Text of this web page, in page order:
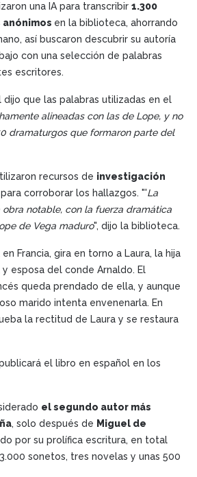
una IA para transcribir 1.300
en la biblioteca, ahorrando
así buscaron descubrir su autoría
con una selección de palabras
escritores.
dijo que las palabras utilizadas en el
alineadas con las de Lope, y no
dramaturgos que formaron parte del
recursos de investigación
corroborar los hallazgos. "'La
obra notable, con la fuerza dramática
de Vega maduro", dijo la biblioteca.
Francia, gira en torno a Laura, la hija
esposa del conde Arnaldo. El
queda prendado de ella, y aunque
marido intenta envenenarla. En
la rectitud de Laura y se restaura
el libro en español en los
el segundo autor más
, solo después de Miguel de
por su prolífica escritura, en total
sonetos, tres novelas y unas 500